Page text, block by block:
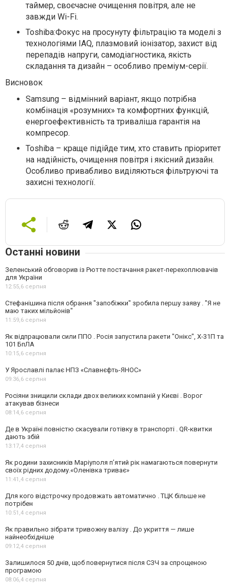
таймер, своєчасне очищення повітря, але не
завжди Wi-Fi.
Toshiba:Фокус на просунуту фільтрацію та моделі з
технологіями IAQ, плазмовий іонізатор, захист від
перепадів напруги, самодіагностика, якість
складання та дизайн – особливо преміум-серії.
Висновок
Samsung – відмінний варіант, якщо потрібна
комбінація «розумних» та комфортних функцій,
енергоефективність та триваліша гарантія на
компресор.
Toshiba – краще підійде тим, хто ставить пріоритет
на надійність, очищення повітря і якісний дизайн.
Особливо привабливо виділяються фільтруючі та
захисні технології.
Останні новини
Зеленський обговорив із Рютте постачання ракет-перехоплювачів
для України
12:55,6 серпня
Стефанішина після обрання "запобіжки" зробила першу заяву . "Я не
маю таких мільйонів"
11:59,6 серпня
Як відпрацювали сили ППО . Росія запустила ракети "Онікс", Х-31П та
101 БпЛА
10:15,6 серпня
У Ярославлі палає НПЗ «Славнєфть-ЯНОС»
09:36,6 серпня
Росіяни знищили склади двох великих компаній у Києві . Ворог
атакував бізнеси
08:14,6 серпня
Де в Україні повністю скасували готівку в транспорті . QR-квитки
дають збій
13:17,4 серпня
Як родини захисників Маріуполя пʼятий рік намагаються повернути
своїх рідних додому.«Оленівка триває»
11:41,4 серпня
Для кого відстрочку продовжать автоматично . ТЦК більше не
потрібен
10:51,4 серпня
Як правильно зібрати тривожну валізу . До укриття — лише
найнеобхідніше
09:12,4 серпня
Залишилося 50 днів, щоб повернутися після СЗЧ за спрощеною
програмою
08:06,4 серпня